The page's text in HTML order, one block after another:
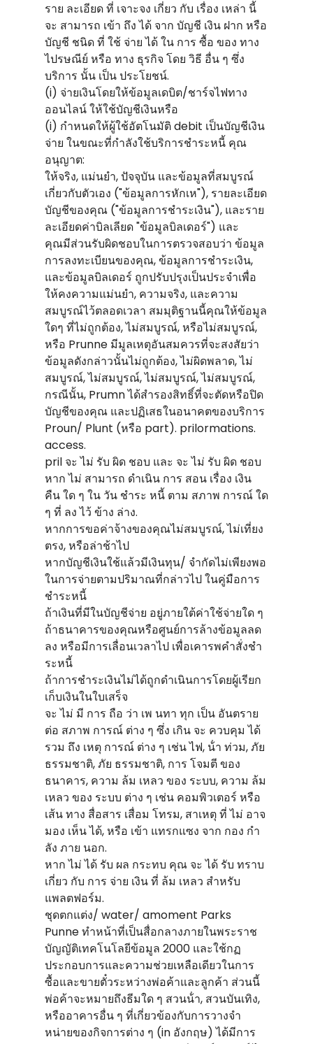
ราย ละเอียด ที่ เจาะจง เกี่ยว กับ เรื่อง เหล่า นี้
จะ สามารถ เข้า ถึง ได้ จาก บัญชี เงิน ฝาก หรือ
บัญชี ชนิด ที่ ใช้ จ่าย ได้ ใน การ ซื้อ ของ ทาง
ไปรษณีย์ หรือ ทาง ธุรกิจ โดย วิธี อื่น ๆ ซึ่ง
บริการ นั้น เป็น ประโยชน์.
(i) จ่ายเงินโดยให้ข้อมูลเดบิต/ชาร์จไฟทาง
ออนไลน์ ให้ใช้บัญชีเงินหรือ
(i) กําหนดให้ผู้ใช้อัตโนมัติ debit เป็นบัญชีเงิน
จ่าย ในขณะที่กําลังใช้บริการชําระหนี้ คุณ
อนุญาต:
ให้จริง, แม่นยํา, ปัจจุบัน และข้อมูลที่สมบูรณ์
เกี่ยวกับตัวเอง ("ข้อมูลการหักเห"), รายละเอียด
บัญชีของคุณ ("ข้อมูลการชําระเงิน"), และราย
ละเอียดค่าบิลเลียด "ข้อมูลบิลเดอร์") และ
คุณมีส่วนรับผิดชอบในการตรวจสอบว่า ข้อมูล
การลงทะเบียนของคุณ, ข้อมูลการชําระเงิน,
และข้อมูลบิลเดอร์ ถูกปรับปรุงเป็นประจําเพื่อ
ให้คงความแม่นยํา, ความจริง, และความ
สมบูรณ์ไว้ตลอดเวลา สมมุติฐานนี้คุณให้ข้อมูล
ใดๆ ที่ไม่ถูกต้อง, ไม่สมบูรณ์, หรือไม่สมบูรณ์,
หรือ Prunne มีมูลเหตุอันสมควรที่จะสงสัยว่า
ข้อมูลดังกล่าวนั้นไม่ถูกต้อง, ไม่ผิดพลาด, ไม่
สมบูรณ์, ไม่สมบูรณ์, ไม่สมบูรณ์, ไม่สมบูรณ์,
กรณีนั้น, Prumn ได้สํารองสิทธิ์ที่จะตัดหรือปิด
บัญชีของคุณ และปฏิเสธในอนาคตของบริการ
Proun/ Plunt (หรือ part). prilormations.
access.
pril จะ ไม่ รับ ผิด ชอบ และ จะ ไม่ รับ ผิด ชอบ
หาก ไม่ สามารถ ดําเนิน การ สอน เรื่อง เงิน
คืน ใด ๆ ใน วัน ชําระ หนี้ ตาม สภาพ การณ์ ใด
ๆ ที่ ลง ไว้ ข้าง ล่าง.
หากการขอค่าจ้างของคุณไม่สมบูรณ์, ไม่เที่ยง
ตรง, หรือล่าช้าไป
หากบัญชีเงินใช้แล้วมีเงินทุน/ จํากัดไม่เพียงพอ
ในการจ่ายตามปริมาณที่กล่าวไป ในคู่มือการ
ชําระหนี้
ถ้าเงินที่มีในบัญชีจ่าย อยู่ภายใต้ค่าใช้จ่ายใด ๆ
ถ้าธนาคารของคุณหรือศูนย์การล้างข้อมูลลด
ลง หรือมีการเลื่อนเวลาไป เพื่อเคารพคําสั่งชํา
ระหนี้
ถ้าการชําระเงินไม่ได้ถูกดําเนินการโดยผู้เรียก
เก็บเงินในใบเสร็จ
จะ ไม่ มี การ ถือ ว่า เพ นทา ทุก เป็น อันตราย
ต่อ สภาพ การณ์ ต่าง ๆ ซึ่ง เกิน จะ ควบคุม ได้
รวม ถึง เหตุ การณ์ ต่าง ๆ เช่น ไฟ, น้ํา ท่วม, ภัย
ธรรมชาติ, ภัย ธรรมชาติ, การ โจมตี ของ
ธนาคาร, ความ ล้ม เหลว ของ ระบบ, ความ ล้ม
เหลว ของ ระบบ ต่าง ๆ เช่น คอมพิวเตอร์ หรือ
เส้น ทาง สื่อสาร เสื่อม โทรม, สาเหตุ ที่ ไม่ อาจ
มอง เห็น ได้, หรือ เข้า แทรกแซง จาก กอง กํา
ลัง ภาย นอก.
หาก ไม่ ได้ รับ ผล กระทบ คุณ จะ ได้ รับ ทราบ
เกี่ยว กับ การ จ่าย เงิน ที่ ล้ม เหลว สําหรับ
แพลตฟอร์ม.
ชุดตกแต่ง/ water/ amoment Parks
Punne ทําหน้าที่เป็นสื่อกลางภายในพระราช
บัญญัติเทคโนโลยีข้อมูล 2000 และใช้กฏ
ประกอบการและความช่วยเหลือเดียวในการ
ซื้อและขายตั๋วระหว่างพ่อค้าและลูกค้า ส่วนนี้
พ่อค้าจะหมายถึงธีมใด ๆ สวนน้ํา, สวนบันเทิง,
หรืออาคารอื่น ๆ ที่เกี่ยวข้องกับการวางจํา
หน่ายของกิจการต่าง ๆ (in อังกฤษ) ได้มีการ